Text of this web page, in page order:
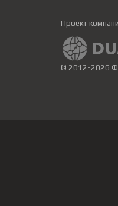
Проект
© 2012-2026